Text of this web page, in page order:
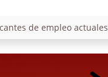
de empleo actuales